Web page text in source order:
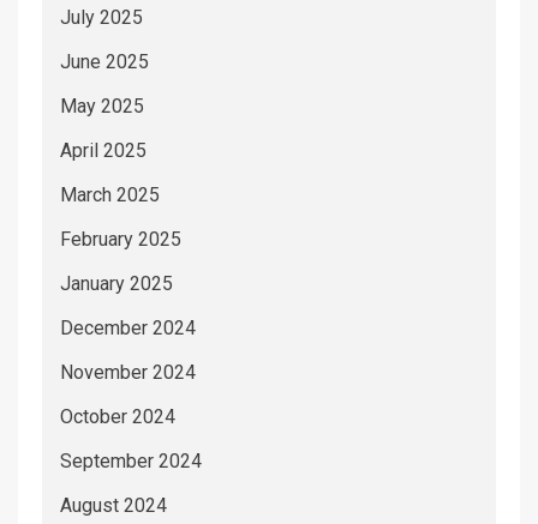
July 2025
June 2025
May 2025
April 2025
March 2025
February 2025
January 2025
December 2024
November 2024
October 2024
September 2024
August 2024